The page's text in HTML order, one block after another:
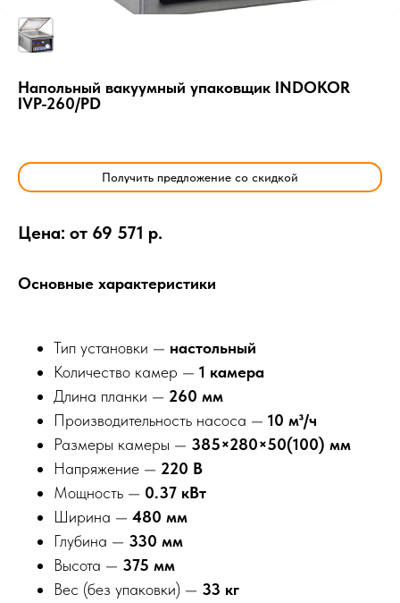
Напольный вакуумный упаковщик INDOKOR
IVP-260/PD
Получить предложение со скидкой
Цена: от 69 571 р.
Основные характеристики
Тип установки — настольный
Количество камер — 1 камера
Длина планки — 260 мм
Производительность насоса — 10 м³/ч
Размеры камеры — 385×280×50(100) мм
Напряжение — 220 В
Мощность — 0.37 кВт
Ширина — 480 мм
Глубина — 330 мм
Высота — 375 мм
Вес (без упаковки) — 33 кг